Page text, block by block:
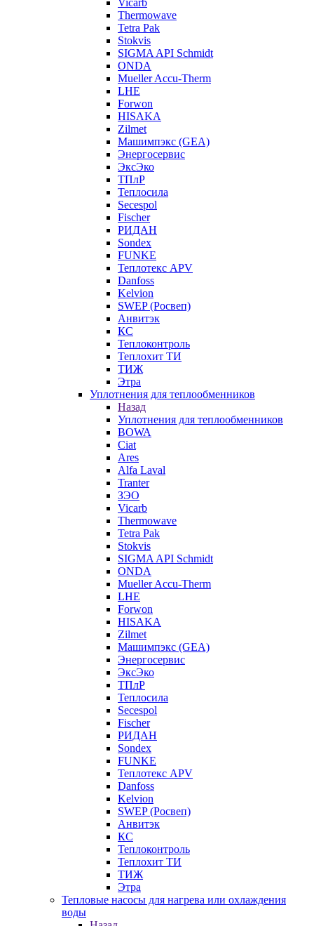
Vicarb
Thermowave
Tetra Pak
Stokvis
SIGMA API Schmidt
ONDA
Mueller Accu-Therm
LHE
Forwon
HISAKA
Zilmet
Машимпэкс (GEA)
Энергосервис
ЭксЭко
ТПлР
Теплосила
Secespol
Fischer
РИДАН
Sondex
FUNKE
Теплотекс APV
Danfoss
Kelvion
SWEP (Росвеп)
Анвитэк
КС
Теплоконтроль
Теплохит ТИ
ТИЖ
Этра
Уплотнения для теплообменников
Назад
Уплотнения для теплообменников
BOWA
Ciat
Ares
Alfa Laval
Tranter
ЗЭО
Vicarb
Thermowave
Tetra Pak
Stokvis
SIGMA API Schmidt
ONDA
Mueller Accu-Therm
LHE
Forwon
HISAKA
Zilmet
Машимпэкс (GEA)
Энергосервис
ЭксЭко
ТПлР
Теплосила
Secespol
Fischer
РИДАН
Sondex
FUNKE
Теплотекс APV
Danfoss
Kelvion
SWEP (Росвеп)
Анвитэк
КС
Теплоконтроль
Теплохит ТИ
ТИЖ
Этра
Тепловые насосы для нагрева или охлаждения
воды